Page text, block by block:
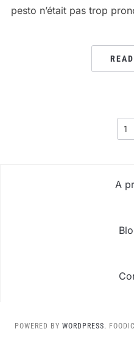
pesto n’était pas trop
1
A
POWERED BY WORDPRESS.